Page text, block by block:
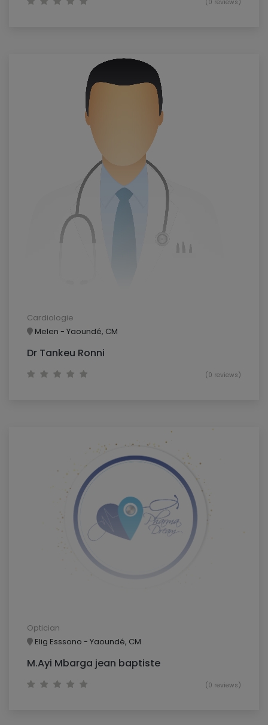
(0 reviews)
Cardiologie
Melen - Yaoundé, CM
Dr Tankeu Ronni
(0 reviews)
Optician
Elig Esssono - Yaoundé, CM
M.Ayi Mbarga jean baptiste
(0 reviews)